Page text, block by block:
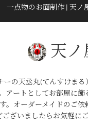
一点物のお面制作 | 天ノ
天ノ
ーの天丞丸(てんすけま
アートとしてお部屋に
。オーダーメイドのご
ございましたらお気軽に